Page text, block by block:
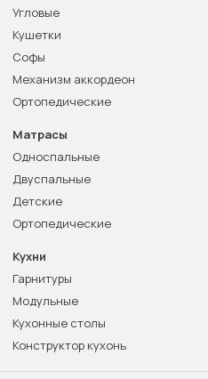
Угловые
Кушетки
Софы
Механизм аккордеон
Ортопедические
Матрасы
Односпальные
Двуспальные
Детские
Ортопедические
Кухни
Гарнитуры
Модульные
Кухонные столы
Конструктор кухонь